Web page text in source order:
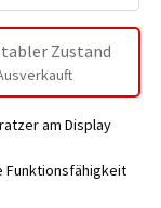
Zustand
am Display
Funktionsfähigkeit